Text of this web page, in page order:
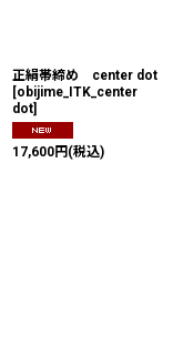
正絹帯締め center dot
[obijime_ITK_center
dot]
17,600円 (税込)